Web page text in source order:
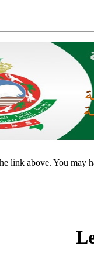
link above. You may